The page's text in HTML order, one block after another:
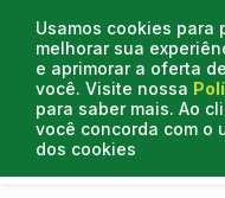
Usamos cookies para
melhorar sua
e aprimorar a oferta
você. Visite nossa
para saber mais. Ao
você concorda com o
dos cookies
Curtas do Poder